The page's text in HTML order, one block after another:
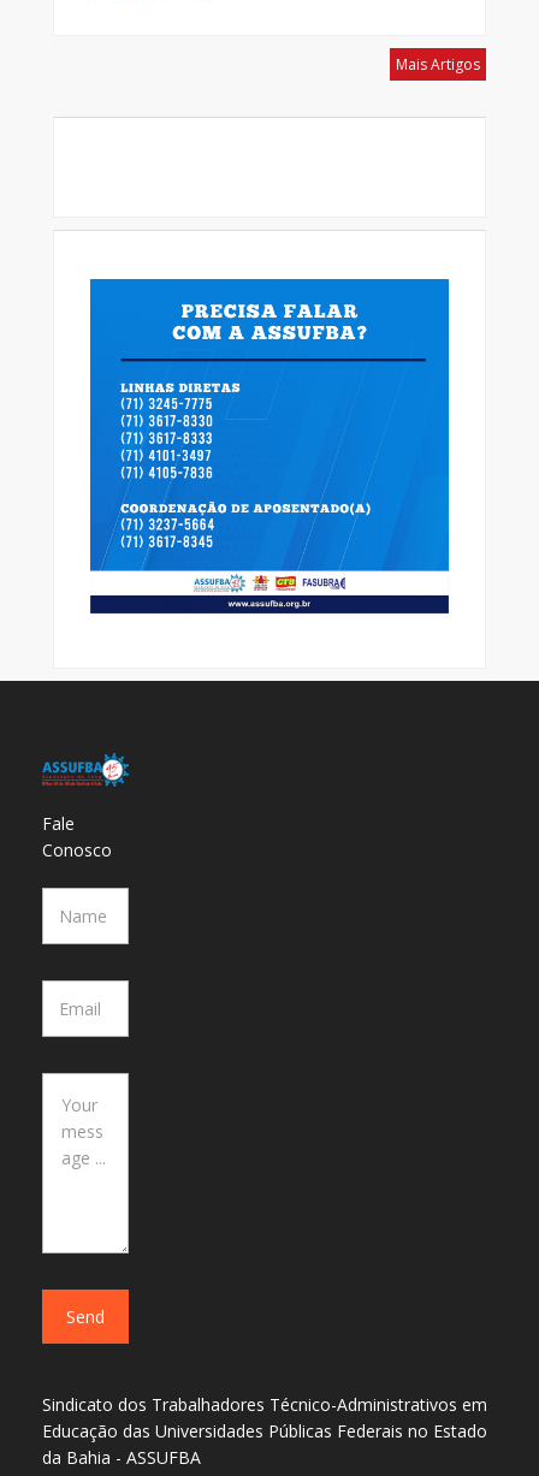
Mais Artigos
Fale
Conosco
Sindicato dos Trabalhadores Técnico-Administrativos em
Educação das Universidades Públicas Federais no Estado
da Bahia - ASSUFBA